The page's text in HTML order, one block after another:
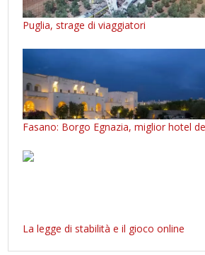
Puglia, strage di viaggiatori
Fasano: Borgo Egnazia, miglior hotel
La legge di stabilità e il gioco online